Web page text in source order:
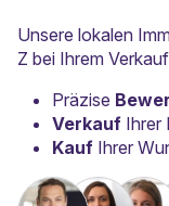
Unsere lokalen
Z bei Ihrem
Präzise
Verkauf Ihrer
Kauf Ihrer